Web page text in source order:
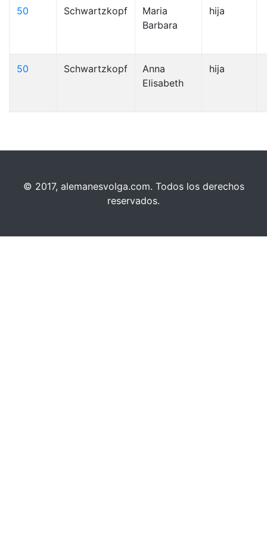
50 Schwartzkopf
Maria
Barbara
hija
50 Schwartzkopf
Anna
Elisabeth
hija
© 2017, alemanesvolga.com. Todos los derechos
reservados.